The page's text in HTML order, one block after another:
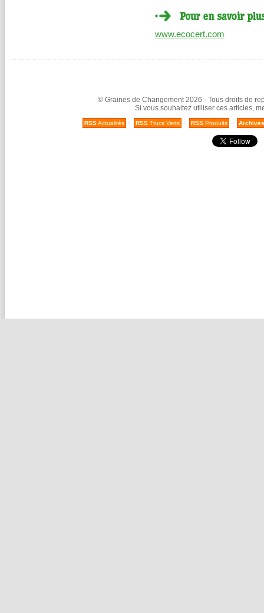
www.ecocert.com
© Graines de Changement 2026 - Tous droits de
Si vous souhaitez utiliser ces articles,
RSSActualités - RSS Trucs Verts - RSS Produits - Archives